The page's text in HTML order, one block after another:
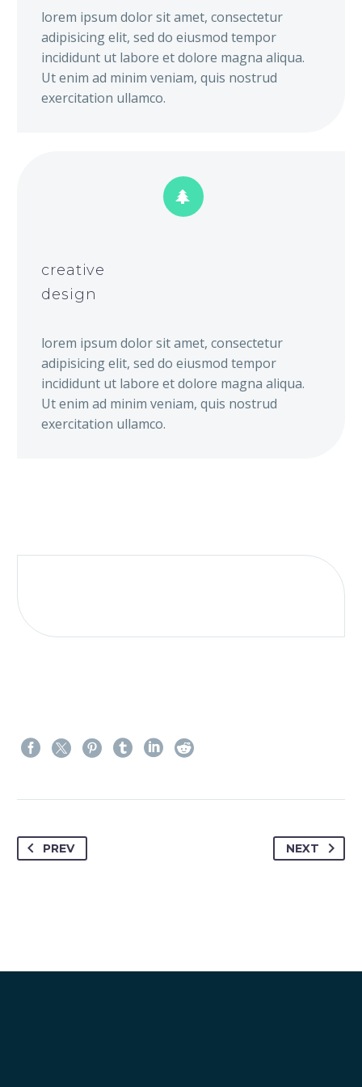
lorem ipsum dolor sit amet, consectetur
adipisicing elit, sed do eiusmod tempor
incididunt ut labore et dolore magna aliqua.
Ut enim ad minim veniam, quis nostrud
exercitation ullamco.


creative
design
lorem ipsum dolor sit amet, consectetur
adipisicing elit, sed do eiusmod tempor
incididunt ut labore et dolore magna aliqua.
Ut enim ad minim veniam, quis nostrud
exercitation ullamco.
PREV NEXT